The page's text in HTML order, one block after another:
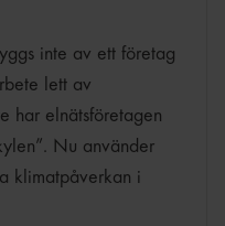
inte av ett företag
lett av
har elnätsföretagen
Nu använder
klimatpåverkan i